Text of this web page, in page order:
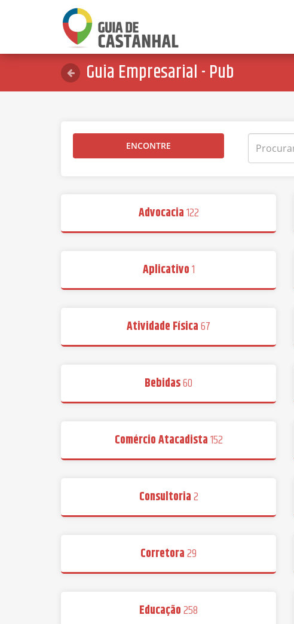
Guia Empresarial - Pub
ENCONTRE
Advocacia122
Aplicativo1
Atividade Física67
Bebidas60
Comércio Atacadista152
Consultoria2
Corretora29
Educação258